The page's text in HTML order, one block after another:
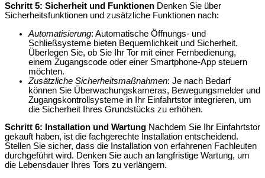
Schritt 5: Sicherheit und Funktionen Denken Sie über
Sicherheitsfunktionen und zusätzliche Funktionen nach:
Automatisierung: Automatische Öffnungs- und
Schließsysteme bieten Bequemlichkeit und Sicherheit.
Überlegen Sie, ob Sie Ihr Tor mit einer Fernbedienung,
einem Zugangscode oder einer Smartphone-App steuern
möchten.
Zusätzliche Sicherheitsmaßnahmen: Je nach Bedarf
können Sie Überwachungskameras, Bewegungsmelder und
Zugangskontrollsysteme in Ihr Einfahrtstor integrieren, um
die Sicherheit Ihres Grundstücks zu erhöhen.
Schritt 6: Installation und Wartung Nachdem Sie Ihr Einfahrtstor
gekauft haben, ist die fachgerechte Installation entscheidend.
Stellen Sie sicher, dass die Installation von erfahrenen Fachleuten
durchgeführt wird. Denken Sie auch an langfristige Wartung, um
die Lebensdauer Ihres Tors zu verlängern.